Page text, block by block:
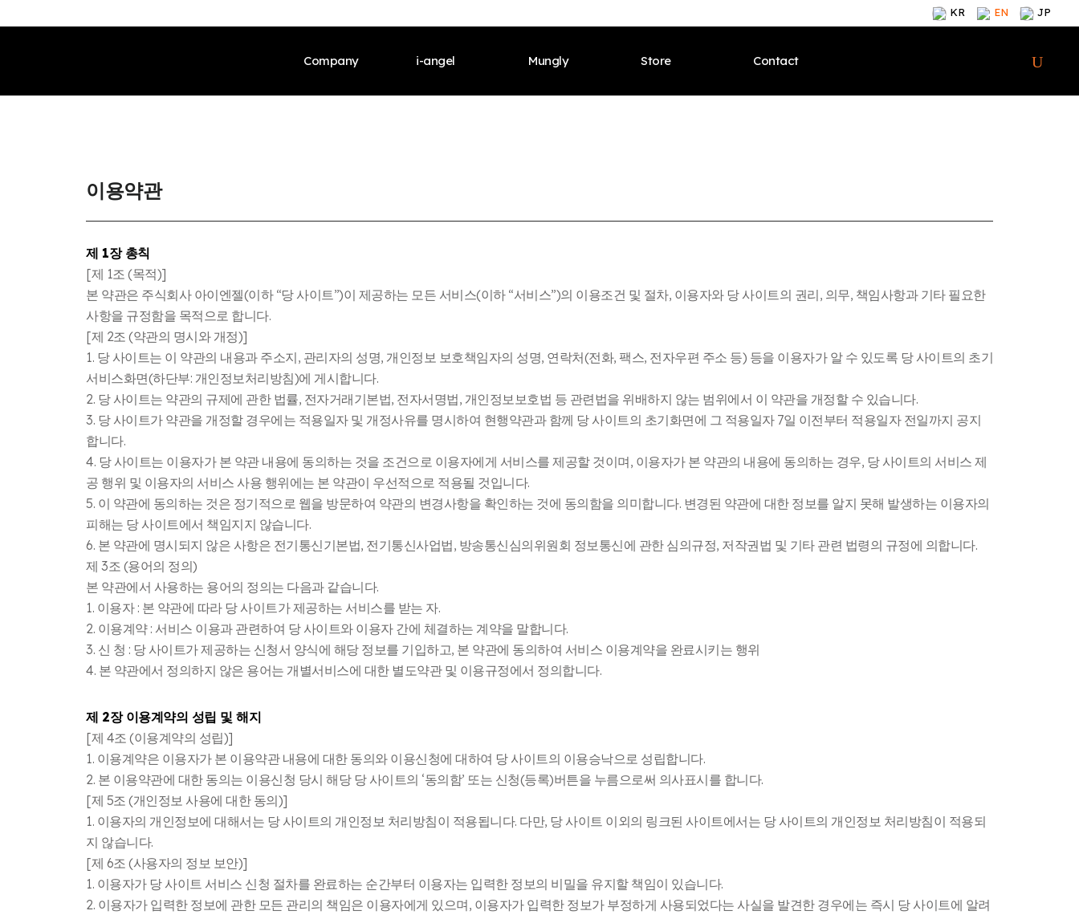
KR EN JP
Company
Meet Our Brand
Contents
Mungly news
Shop Onlines
Location
i-angel
Meet Our Brand
Mungly news
Shop Onlines
Location
Mungly
Meet Our Brand
Mungly news
Shop Onlines
Location
Store
Meet Our Brand
Mungly news
Shop Onlines
Location
Contact
Meet Our Brand
Mungly news
Shop Onlines
이용약관
제 1장 총칙
[제 1조 (목적)]
본 약관은 주식회사 아이엔젤(이하 “당 사이트”)이 제공하는 모든 서비스(이하 “서비스”)의 이용조건 및 절차, 이용자와 당 사이트의 권리, 의무, 책임사항과 기타 필요한
사항을 규정함을 목적으로 합니다.
[제 2조 (약관의 명시와 개정)]
1. 당 사이트는 이 약관의 내용과 주소지, 관리자의 성명, 개인정보 보호책임자의 성명, 연락처(전화, 팩스, 전자우편 주소 등) 등을 이용자가 알 수 있도록 당 사이트의 초기
서비스화면(하단부: 개인정보처리방침)에 게시합니다.
2. 당 사이트는 약관의 규제에 관한 법률, 전자거래기본법, 전자서명법, 개인정보보호법 등 관련법을 위배하지 않는 범위에서 이 약관을 개정할 수 있습니다.
3. 당 사이트가 약관을 개정할 경우에는 적용일자 및 개정사유를 명시하여 현행약관과 함께 당 사이트의 초기화면에 그 적용일자 7일 이전부터 적용일자 전일까지 공지
합니다.
4. 당 사이트는 이용자가 본 약관 내용에 동의하는 것을 조건으로 이용자에게 서비스를 제공할 것이며, 이용자가 본 약관의 내용에 동의하는 경우, 당 사이트의 서비스 제
공 행위 및 이용자의 서비스 사용 행위에는 본 약관이 우선적으로 적용될 것입니다.
5. 이 약관에 동의하는 것은 정기적으로 웹을 방문하여 약관의 변경사항을 확인하는 것에 동의함을 의미합니다. 변경된 약관에 대한 정보를 알지 못해 발생하는 이용자의
피해는 당 사이트에서 책임지지 않습니다.
6. 본 약관에 명시되지 않은 사항은 전기통신기본법, 전기통신사업법, 방송통신심의위원회 정보통신에 관한 심의규정, 저작권법 및 기타 관련 법령의 규정에 의합니다.
제 3조 (용어의 정의)
본 약관에서 사용하는 용어의 정의는 다음과 같습니다.
1. 이용자 : 본 약관에 따라 당 사이트가 제공하는 서비스를 받는 자.
2. 이용계약 : 서비스 이용과 관련하여 당 사이트와 이용자 간에 체결하는 계약을 말합니다.
3. 신 청 : 당 사이트가 제공하는 신청서 양식에 해당 정보를 기입하고, 본 약관에 동의하여 서비스 이용계약을 완료시키는 행위
4. 본 약관에서 정의하지 않은 용어는 개별서비스에 대한 별도약관 및 이용규정에서 정의합니다.
제 2장 이용계약의 성립 및 해지
[제 4조 (이용계약의 성립)]
1. 이용계약은 이용자가 본 이용약관 내용에 대한 동의와 이용신청에 대하여 당 사이트의 이용승낙으로 성립합니다.
2. 본 이용약관에 대한 동의는 이용신청 당시 해당 당 사이트의 ‘동의함’ 또는 신청(등록)버튼을 누름으로써 의사표시를 합니다.
[제 5조 (개인정보 사용에 대한 동의)]
1. 이용자의 개인정보에 대해서는 당 사이트의 개인정보 처리방침이 적용됩니다. 다만, 당 사이트 이외의 링크된 사이트에서는 당 사이트의 개인정보 처리방침이 적용되
지 않습니다.
[제 6조 (사용자의 정보 보안)]
1. 이용자가 당 사이트 서비스 신청 절차를 완료하는 순간부터 이용자는 입력한 정보의 비밀을 유지할 책임이 있습니다.
2. 이용자가 입력한 정보에 관한 모든 관리의 책임은 이용자에게 있으며, 이용자가 입력한 정보가 부정하게 사용되었다는 사실을 발견한 경우에는 즉시 당 사이트에 알려